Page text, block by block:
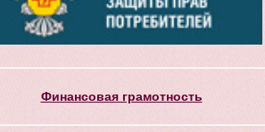
Финансовая грамотность